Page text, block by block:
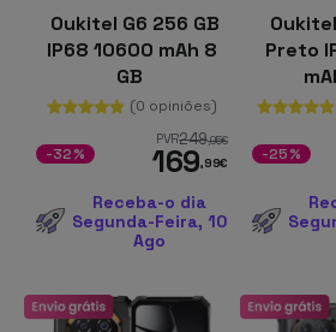
Oukitel G6 256 GB
IP68 10600 mAh 8
GB
(0 opiniões)
PVR249,95€
169,99€
-32%
Receba-o dia
Segunda-Feira, 10
Ago
Preto
-25%